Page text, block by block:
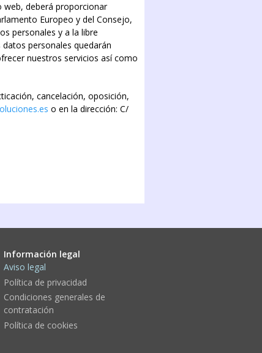
web, deberá proporcionar
Europeo y del Consejo,
personales y a la libre
personales quedarán
nuestros servicios así como
cancelación, oposición,
o en la dirección: C/
Información legal
Aviso legal
Política de privacidad
Condiciones generales de
contratación
Política de cookies